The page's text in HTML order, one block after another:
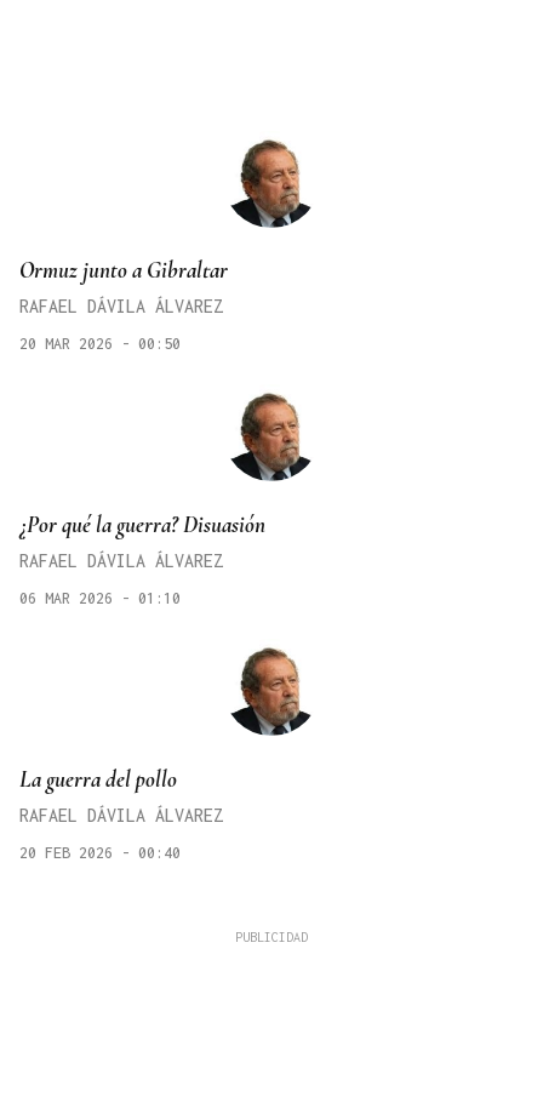
Ormuz junto a Gibraltar
RAFAEL DÁVILA ÁLVAREZ
20 MAR 2026 - 00:50
¿Por qué la guerra? Disuasión
RAFAEL DÁVILA ÁLVAREZ
06 MAR 2026 - 01:10
La guerra del pollo
RAFAEL DÁVILA ÁLVAREZ
20 FEB 2026 - 00:40